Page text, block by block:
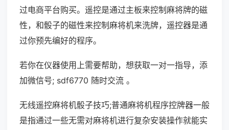
过电商平台购买。遥控是通过主板来控制麻将牌的磁
性，和骰子的磁性来控制麻将机来洗牌，遥控器是通
过你预先编好的程序。
若你在仪器使用上需要帮助，想获取一对一指导，添
加微信号; sdf6770 随时交流 。
无线遥控麻将机骰子技巧;普通麻将机程序控牌器一般
是指通过一些无需对麻将机进行复杂安装操作就能实